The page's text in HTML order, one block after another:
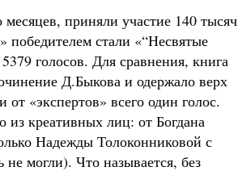
приняли участие 140 тысяч
победителем стали «“Несвятые
голосов. Для сравнения, книга
Д.Быкова и одержало верх
«экспертов» всего один голос.
из креативных лиц: от Богдана
Надежды Толоконниковой с
могли). Что называется, без